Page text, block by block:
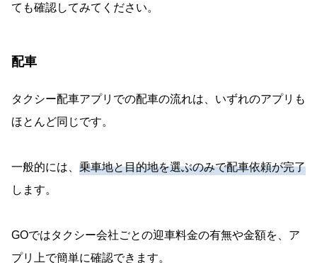
ても確認してみてください。
配車
タクシー配車アプリでの配車の流れは、いずれのアプリも
ほとんど同じです。
一般的には、 乗車地と目的地を選ぶのみで配車依頼が完了
します。
GOではタクシー会社ごとの迎車料金の有無や金額を、ア
プリ上で簡単に確認できます。